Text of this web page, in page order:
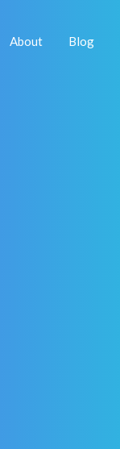
About Blog